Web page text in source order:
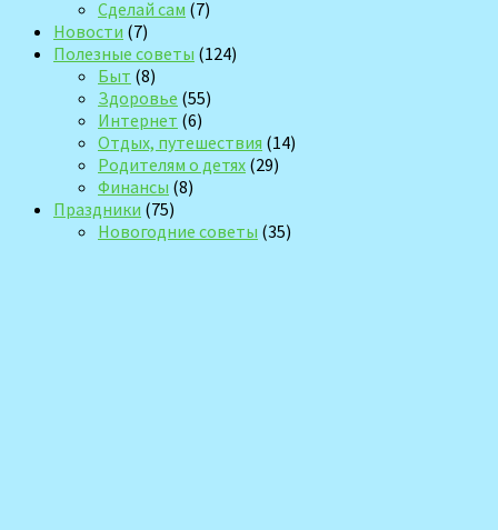
Сделай сам (7)
Новости (7)
Полезные советы (124)
Быт (8)
Здоровье (55)
Интернет (6)
Отдых, путешествия (14)
Родителям о детях (29)
Финансы (8)
Праздники (75)
Новогодние советы (35)